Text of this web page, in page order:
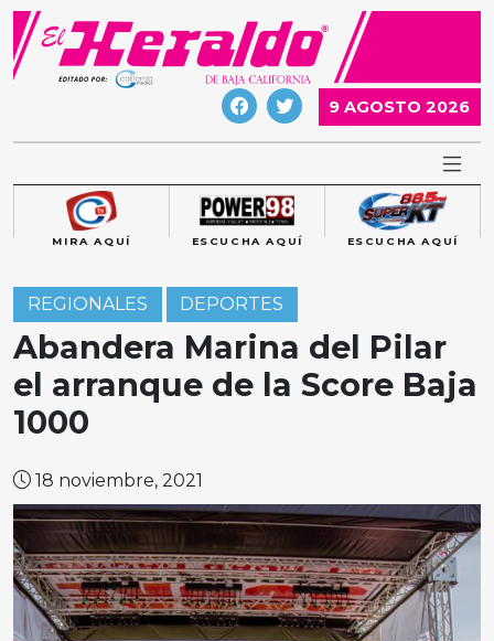
Skip
content
9 AGOSTO 2026
MIRA AQUÍ ESCUCHA AQUÍ ESCUCHA AQUÍ
REGIONALES DEPORTES
Abandera Marina del Pilar
el arranque de la Score Baja
1000
18 noviembre, 2021